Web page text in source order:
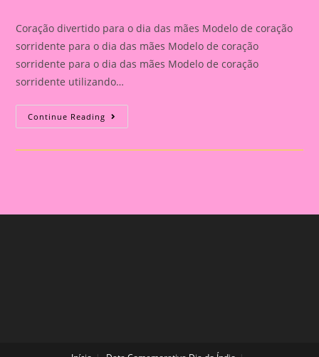
Coração divertido para o dia das mães Modelo de coração
sorridente para o dia das mães Modelo de coração
sorridente para o dia das mães Modelo de coração
sorridente utilizando…
Continue Reading Coração
Divertido